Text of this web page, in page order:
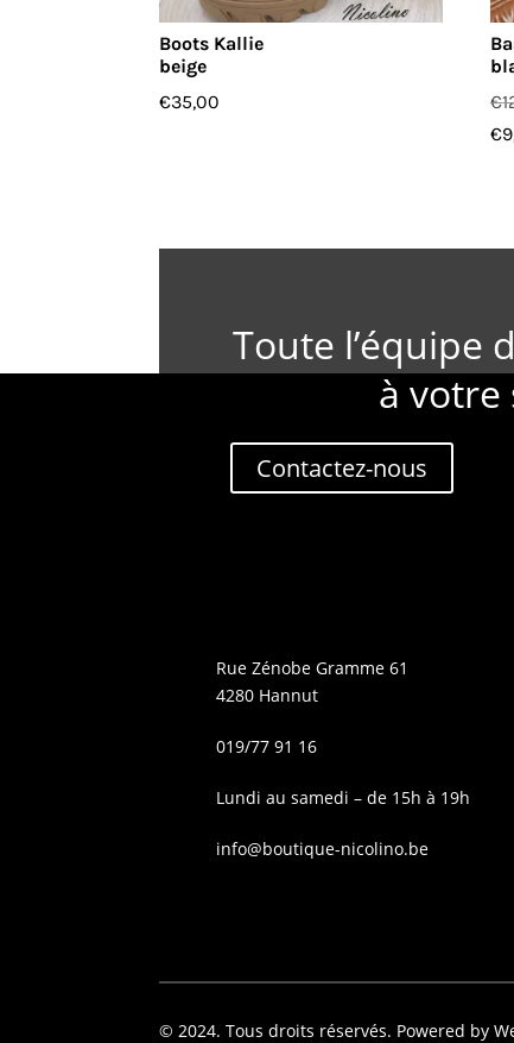
Boots Kallie
beige
€35,00
€
€
Toute l’équipe
à votre
Contactez-nous
Rue Zénobe Gramme 61
4280 Hannut
019/77 91 16
Lundi au samedi – de 15h à 19h
info@boutique-nicolino.be
© 2024. Tous droits réservés. Powered by